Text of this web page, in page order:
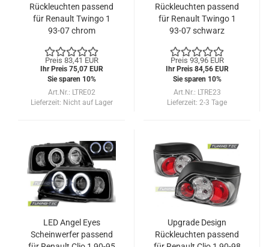
Rückleuchten passend
für Renault Twingo 1
93-07 chrom
Preis 83,41 EUR
Ihr Preis 75,07 EUR
Sie sparen 10%
Art.Nr.: LTRE02
Lieferzeit: Nicht auf Lager
Rückleuchten passend
für Renault Twingo 1
93-07 schwarz
Preis 93,96 EUR
Ihr Preis 84,56 EUR
Sie sparen 10%
Art.Nr.: LTRE23
Lieferzeit: 2-3 Tage
LED Angel Eyes
Scheinwerfer passend
Upgrade Design
Rückleuchten passend